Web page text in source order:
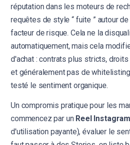
réputation dans les moteurs de
requêtes de style “ fuite ” autour
facteur de risque. Cela ne la
automatiquement, mais cela
d'achat : contrats plus stricts,
et généralement pas de
testé le sentiment organique.
Un compromis pratique pour les
commencez par un Reel
d'utilisation payante), évaluer le